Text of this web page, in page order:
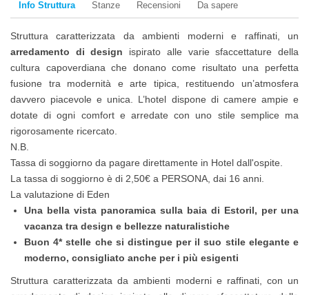
Info Struttura Stanze Recensioni Da sapere
Struttura caratterizzata da ambienti moderni e raffinati, un
arredamento di design ispirato alle varie sfaccettature della
cultura capoverdiana che donano come risultato una perfetta
fusione tra modernità e arte tipica, restituendo un’atmosfera
davvero piacevole e unica. L’hotel dispone di camere ampie e
dotate di ogni comfort e arredate con uno stile semplice ma
rigorosamente ricercato.
N.B.
Tassa di soggiorno da pagare direttamente in Hotel dall'ospite.
La tassa di soggiorno è di 2,50€ a PERSONA, dai 16 anni.
La valutazione di Eden
Una bella vista panoramica sulla baia di Estoril, per una
vacanza tra design e bellezze naturalistiche
Buon 4* stelle che si distingue per il suo stile elegante e
moderno, consigliato anche per i più esigenti
Struttura caratterizzata da ambienti moderni e raffinati, con un